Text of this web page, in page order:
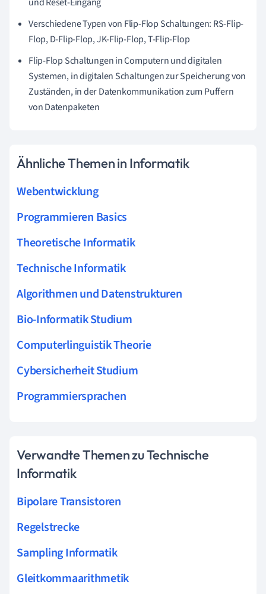
Verschiedene Typen von Flip-Flop Schaltungen: RS-Flip-
Flop, D-Flip-Flop, JK-Flip-Flop, T-Flip-Flop
Flip-Flop Schaltungen in Computern und digitalen
Systemen, in digitalen Schaltungen zur Speicherung von
Zuständen, in der Datenkommunikation zum Puffern
von Datenpaketen
Ähnliche Themen in Informatik
Webentwicklung
Programmieren Basics
Theoretische Informatik
Technische Informatik
Algorithmen und Datenstrukturen
Bio-Informatik Studium
Computerlinguistik Theorie
Cybersicherheit Studium
Programmiersprachen
Verwandte Themen zu Technische
Informatik
Bipolare Transistoren
Regelstrecke
Sampling Informatik
Gleitkommaarithmetik